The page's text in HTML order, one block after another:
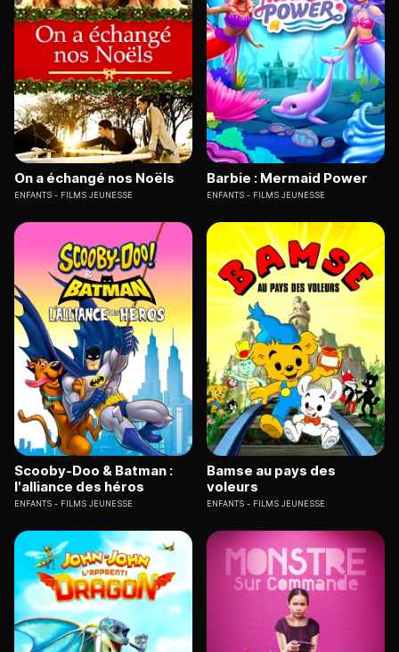
On a échangé nos Noëls
ENFANTS FILMS JEUNESSE
Barbie : Mermaid Power
ENFANTS FILMS JEUNESSE
Scooby-Doo & Batman :
l'alliance des héros
ENFANTS FILMS JEUNESSE
Bamse au pays des
voleurs
ENFANTS FILMS JEUNESSE